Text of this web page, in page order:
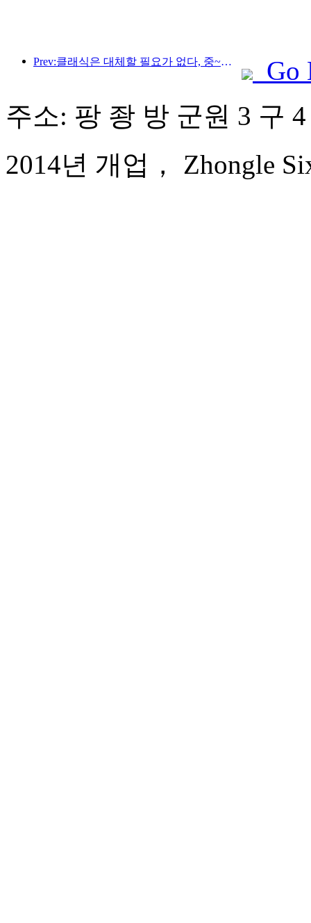
Prev:클래식은 대체할 필요가 없다, 중~고급 호텔을 위한 새로운 클래식 서사
Go
주소: 팡 좡 방 군원 3 구
2014년 개업， Zhongle